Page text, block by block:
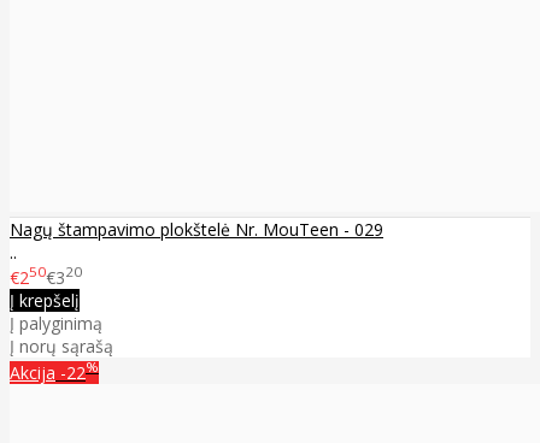
Nagų štampavimo plokštelė Nr. MouTeen - 029
..
€250€320
Į krepšelį
Į palyginimą
Į norų sąrašą
Akcija -22%